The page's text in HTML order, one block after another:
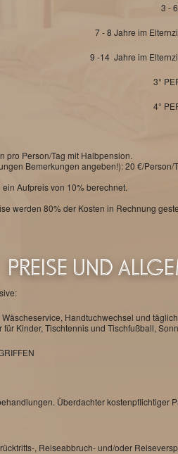
3 -
7 - 8 Jahre im
9 -14 Jahre im
3°
4°
pro Person/Tag mit Halbpension.
Bemerkungen angeben!): 20 €/Person/
Aufpreis von 10% berechnet.
werden 80% der Kosten in Rechnung
PREISE UND
Handtuchwechsel und
Kinder, Tischtennis und Tischfußball,
Überdachter kostenpflichtiger
, Reiseabbruch- und/oder